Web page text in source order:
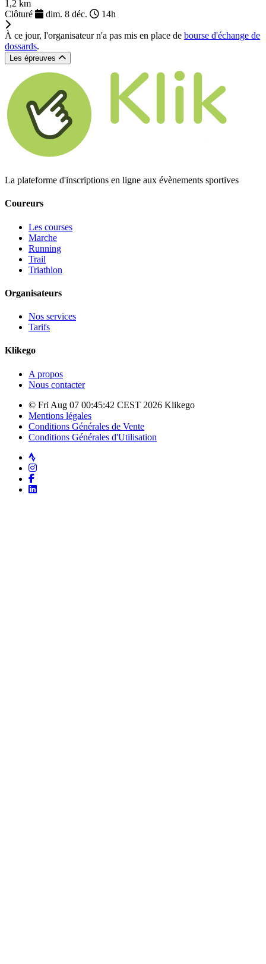
1,2 km
Clôturé
dim. 8 déc. 14h
À ce jour, l'organisateur n'a pas mis en place de bourse d'échange de
dossards.
Les épreuves
La plateforme d'inscriptions en ligne aux évènements sportives
Coureurs
Les courses
Marche
Running
Trail
Triathlon
Organisateurs
Nos services
Tarifs
Klikego
A propos
Nous contacter
© Fri Aug 07 00:45:42 CEST 2026 Klikego
Mentions légales
Conditions Générales de Vente
Conditions Générales d'Utilisation
Strava
Instagram
Facebook
LinkedIn